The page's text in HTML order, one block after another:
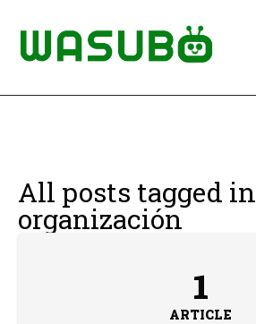
All posts tagged in
organización
1
ARTICLE